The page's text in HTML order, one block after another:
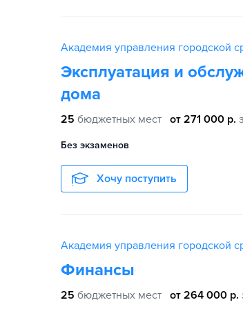
Академия управления городской
Эксплуатация и
дома
25 бюджетных мест от 271 000 р.
Без экзаменов
Хочу поступить
Академия управления городской
Финансы
25 бюджетных мест от 264 000 р.